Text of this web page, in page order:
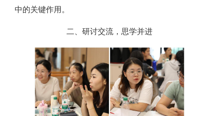
中的关键作用。
二、研讨交流，思学并进